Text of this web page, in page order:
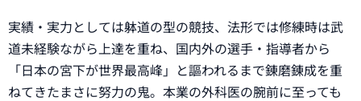
実績・実力としては躰道の型の競技、法形では修練時は武
道未経験ながら上達を重ね、国内外の選手・指導者から
「日本の宮下が世界最高峰」と謳われるまで錬磨錬成を重
ねてきたまさに努力の鬼。本業の外科医の腕前に至っても